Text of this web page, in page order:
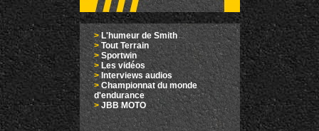
>L'humeur de Smith
> Tout Terrain
> Sportwin
> Les vidéos
> Interviews audios
>Championnat du monde
d'endurance
> JBB MOTO